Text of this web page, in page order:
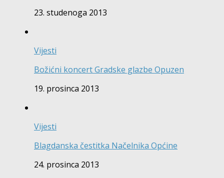
23. studenoga 2013
Vijesti
Božićni koncert Gradske glazbe Opuzen
19. prosinca 2013
Vijesti
Blagdanska čestitka Načelnika Općine
24. prosinca 2013